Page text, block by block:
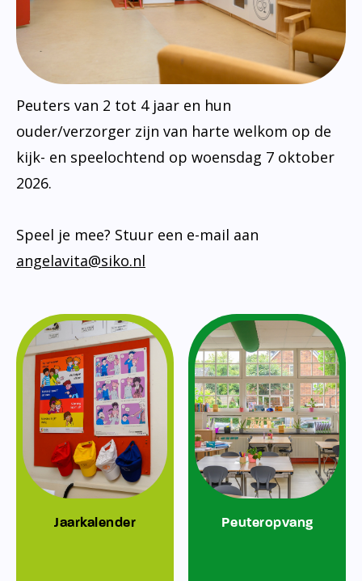
Peuters van 2 tot 4 jaar en hun
ouder/verzorger zijn van harte welkom op de
kijk- en speelochtend op woensdag 7 oktober
2026.
Speel je mee? Stuur een e-mail aan
angelavita@siko.nl
Jaarkalender Peuteropvang